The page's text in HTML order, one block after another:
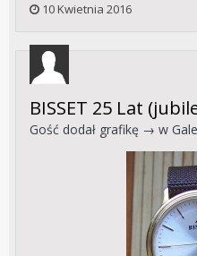
10 Kwietnia 2016
BISSET 25 Lat
Gość dodał grafikę → w